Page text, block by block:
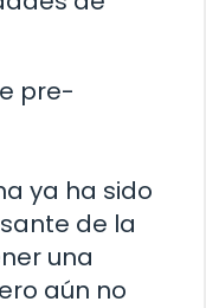
pre-
ya ha sido
de la
una
aún no